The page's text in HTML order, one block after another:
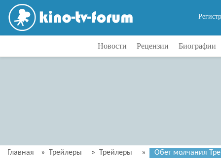
Новости Рецензии Биографии
Главная » Трейлеры » Трейлеры » Обет молчания